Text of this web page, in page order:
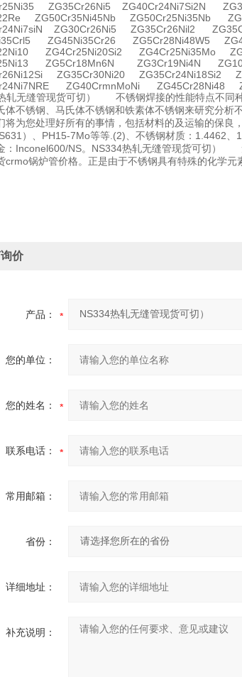
ZG35Cr26Ni5 ZG40Cr24Ni7Si2N
ZG50Cr35Ni45Nb ZG50Cr25Ni35Nb
ZG30Cr26Ni5 ZG35Cr26Nil2
ZG45Ni35Cr26 ZG5Cr28Ni48W5
ZG4Cr25Ni20Si2 ZG4Cr25Ni35Mo
ZG5Cr18Mn6N ZG3Cr19Ni4N
ZG35Cr30Ni20 ZG35Cr24Ni18Si2
ZG40CrmnMoNi ZG45Cr28Ni48
轧无缝管现货可切） 不锈钢焊接的性能特点不同
体不锈钢、马氏体不锈钢和铁素体不锈钢来研究分
将为您处理好所有的事情，包括材料的及运输的
）、PH15-7Mo等等.(2)、不锈钢材质：1.4462
：Inconel600/NS。NS334热轧无缝管现货可切）
crmo锅炉管价格。正是由于不锈钢具有特殊的化学
价
产品：
您的单位：
您的姓名：
联系电话：
常用邮箱：
省份：
详细地址：
补充说明：